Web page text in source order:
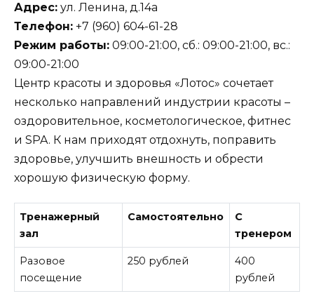
Адрес: ул. Ленина, д.14а
Телефон: +7 (960) 604-61-28
Режим работы: 09:00-21:00, сб.: 09:00-21:00, вс.:
09:00-21:00
Центр красоты и здоровья «Лотос» сочетает
несколько направлений индустрии красоты –
оздоровительное, косметологическое, фитнес
и SPA. К нам приходят отдохнуть, поправить
здоровье, улучшить внешность и обрести
хорошую физическую форму.
Тренажерный
зал
Самостоятельно
С
тренером
Разовое
посещение
250 рублей
400
рублей